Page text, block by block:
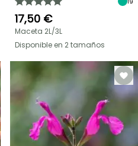
17,50 €
Maceta 2L/3L
Disponible en 2 tamaños